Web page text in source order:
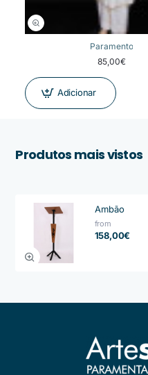
Paramento
85,00€
Adicionar
Produtos mais vistos
Ambão
from
158,00€